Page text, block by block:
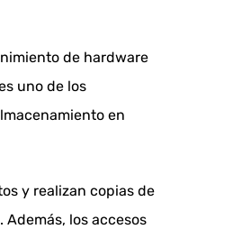
de hardware
uno de los
en
y realizan copias de
los accesos